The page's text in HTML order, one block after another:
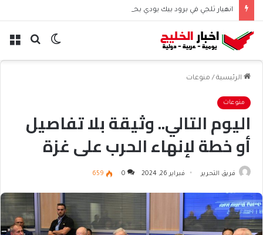
انهيار ثلجي في برود بيك يودي بحياة نظيرة الحارثي وبورجا
بحث الوضع
الرئيسية / منوعات
منوعات
اليوم التالي.. وثيقة بلا تفاصيل
أو خطة لإنهاء الحرب على غزة
فريق التحرير فبراير 26, 2024 0
659